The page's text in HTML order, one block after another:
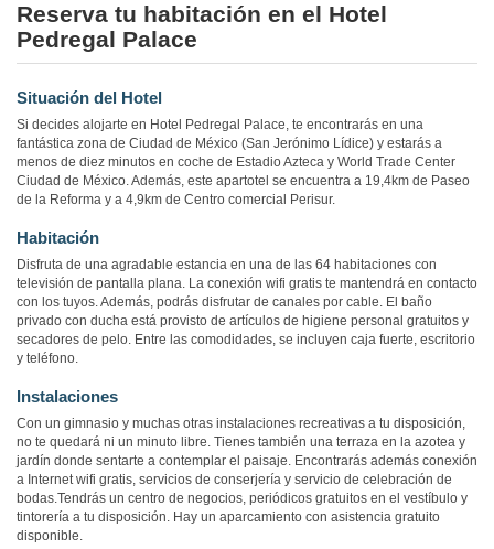
Reserva tu habitación en el Hotel
Pedregal Palace
Situación del Hotel
Si decides alojarte en Hotel Pedregal Palace, te encontrarás en una
fantástica zona de Ciudad de México (San Jerónimo Lídice) y estarás a
menos de diez minutos en coche de Estadio Azteca y World Trade Center
Ciudad de México. Además, este apartotel se encuentra a 19,4km de Paseo
de la Reforma y a 4,9km de Centro comercial Perisur.
Habitación
Disfruta de una agradable estancia en una de las 64 habitaciones con
televisión de pantalla plana. La conexión wifi gratis te mantendrá en contacto
con los tuyos. Además, podrás disfrutar de canales por cable. El baño
privado con ducha está provisto de artículos de higiene personal gratuitos y
secadores de pelo. Entre las comodidades, se incluyen caja fuerte, escritorio
y teléfono.
Instalaciones
Con un gimnasio y muchas otras instalaciones recreativas a tu disposición,
no te quedará ni un minuto libre. Tienes también una terraza en la azotea y
jardín donde sentarte a contemplar el paisaje. Encontrarás además conexión
a Internet wifi gratis, servicios de conserjería y servicio de celebración de
bodas.Tendrás un centro de negocios, periódicos gratuitos en el vestíbulo y
tintorería a tu disposición. Hay un aparcamiento con asistencia gratuito
disponible.